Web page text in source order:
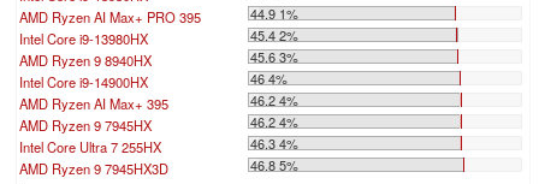
AMD Ryzen AI Max+ PRO 395
44.9 1%
Intel Core i9-13980HX
45.4 2%
AMD Ryzen 9 8940HX
45.6 3%
Intel Core i9-14900HX
46 4%
AMD Ryzen AI Max+ 395
46.2 4%
AMD Ryzen 9 7945HX
46.2 4%
Intel Core Ultra 7 255HX
46.3 4%
AMD Ryzen 9 7945HX3D
46.8 5%